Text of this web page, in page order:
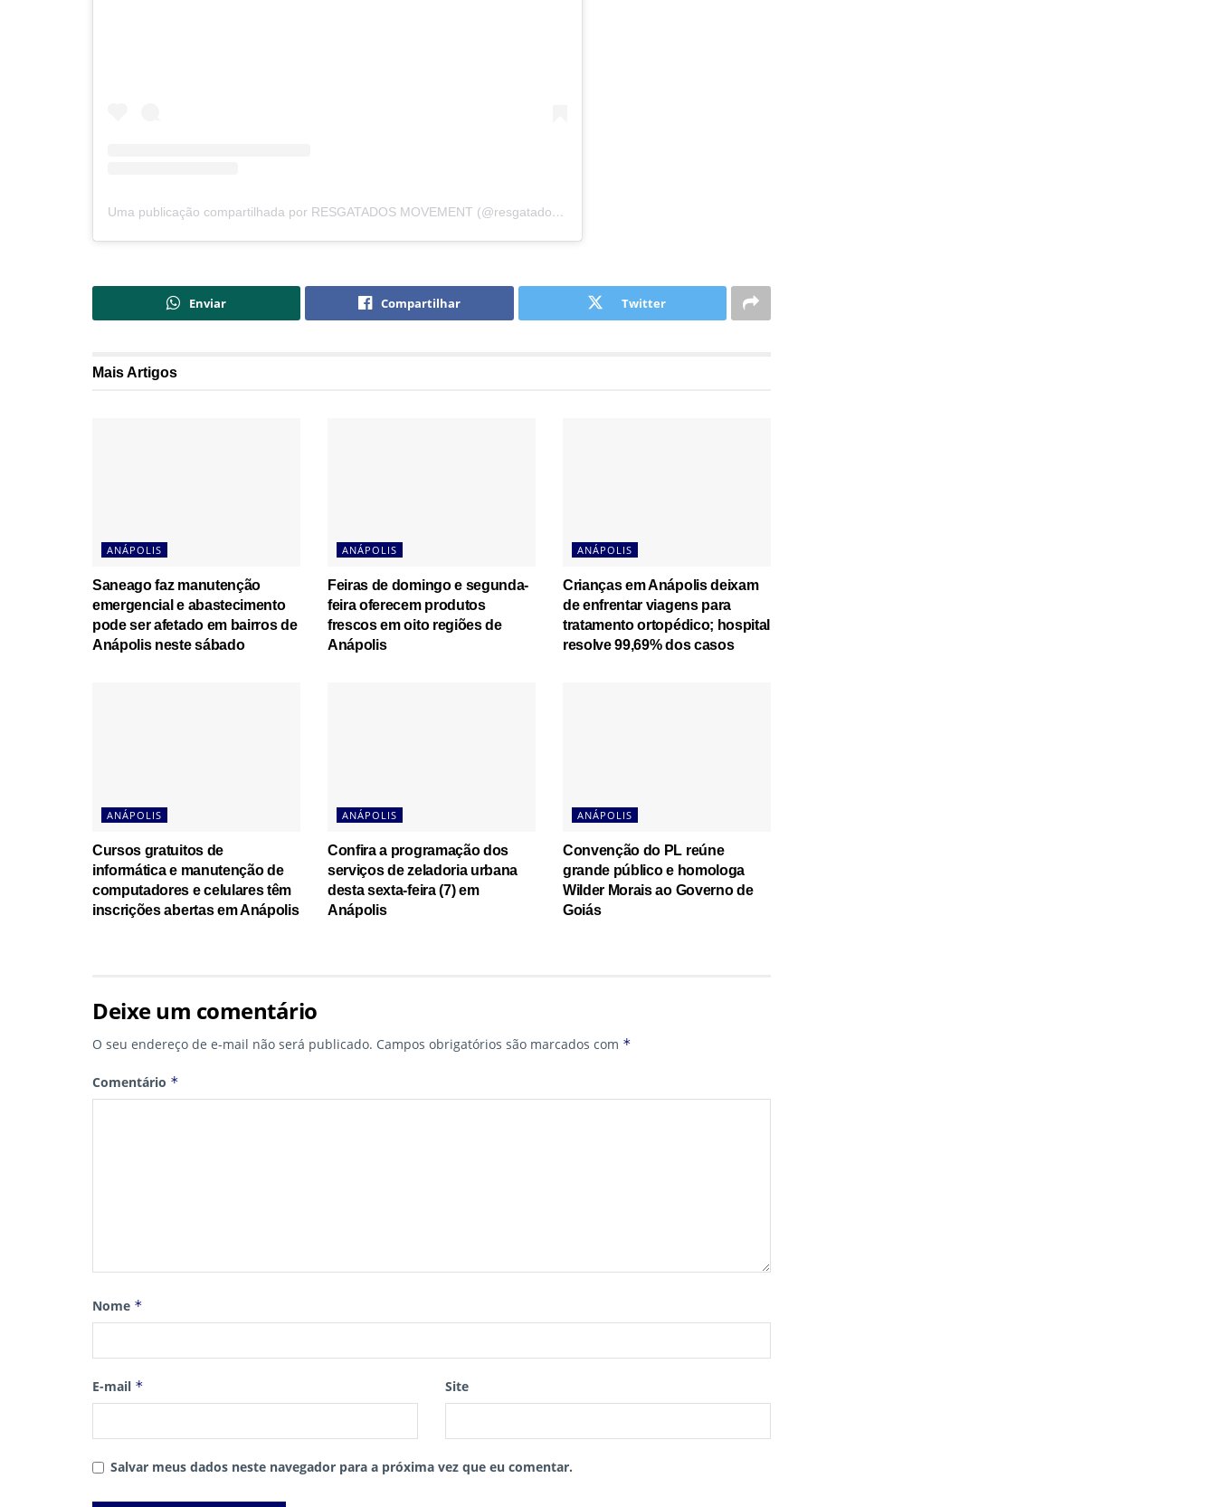
Uma publicação compartilhada por RESGATADOS MOVEMENT (@resgatados.cc)
Enviar Compartilhar Twitter
MaisArtigos
ANÁPOLIS
Saneago faz manutenção
emergencial e abastecimento
pode ser afetado em bairros de
Anápolis neste sábado
ANÁPOLIS
Feiras de domingo e segunda-
feira oferecem produtos
frescos em oito regiões de
Anápolis
ANÁPOLIS
Crianças em Anápolis deixam
de enfrentar viagens para
tratamento ortopédico; hospital
resolve 99,69% dos casos
ANÁPOLIS
Cursos gratuitos de
informática e manutenção de
computadores e celulares têm
inscrições abertas em Anápolis
ANÁPOLIS
Confira a programação dos
serviços de zeladoria urbana
desta sexta-feira (7) em
Anápolis
ANÁPOLIS
Convenção do PL reúne
grande público e homologa
Wilder Morais ao Governo de
Goiás
Deixe um comentário
O seu endereço de e-mail não será publicado. Campos obrigatórios são marcados com *
Comentário *
Nome *
E-mail * Site
Salvar meus dados neste navegador para a próxima vez que eu comentar.